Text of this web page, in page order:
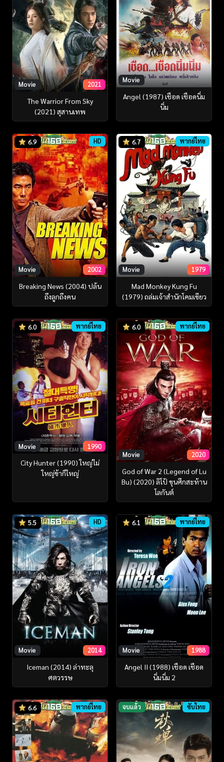
Movie 2021
The Warrior From Sky
(2021) สุสานเทพ
Movie
Angel (1987) เชือด เชือดนิ่ม
นิ่ม
6.9 HD
Movie 2002
Breaking News (2004) ปล้น
ถึงลูกถึงคน
6.7 พากย์ไทย
Movie 1979
Mad Monkey Kung Fu
(1979) ถล่มเจ้าสำนักโคมเขียว
6.0 พากย์ไทย
Movie 1990
City Hunter (1990) ใหญ่ไม่
ใหญ่ข้าก็ใหญ่
6.0 พากย์ไทย
Movie 2020
God of War 2 (Legend of Lu
Bu) (2020) ลิโป้ ขุนศึกสะท้าน
โลกันต์
5.5 HD
Movie 2014
Iceman (2014) ล่าทะลุ
ศตวรรษ
6.1 พากย์ไทย
Movie 1988
Angel II (1988) เชือด เชือด
นิ่มนิ่ม 2
6.6 พากย์ไทย จบแล้ว ซับไทย